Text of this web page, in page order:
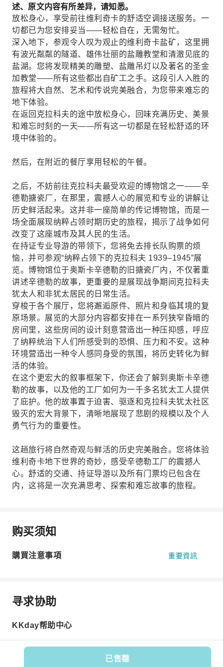
已售罄
述、原文内容有所差异，请知悉。
放松身心，享受前往维利奇卡的舒适空调接送服务。一
切都已为您安排妥当——轻松自在，无需匆忙。
深入地下，参观令人叹为观止的维利奇卡盐矿，这里拥
有波光粼粼的隧道、雄伟壮丽的盐雕教堂和清澈见底的
盐湖。您将发现精美的雕塑、盐雕吊灯以及著名的圣金
加教堂——所有这些都出自矿工之手。这段引人入胜的
旅程将大自然、艺术和传说完美融合，为您带来难忘的
地下体验。
在返回克拉科夫的途中放松身心，回味充满历史、美景
和难忘时刻的一天——所有这一切都是在轻松舒适的环
境中体验的。
然后，在附近的餐厅享用轻松的午餐。
之后，不妨前往克拉科夫最受欢迎的博物馆之一——辛
德勒搪瓷厂，在那里，震撼人心的展览和专业的讲解让
历史鲜活起来。这并非一座简单的传记博物馆，而是一
场全面展现纳粹占领时期历史的旅程，揭示了战争如何
改变了这座城市及其人民的生活。
在持证专业导游的带领下，您将免去排长队购票的烦
恼，并可参观“纳粹占领下的克拉科夫 1939–1945”展
览。博物馆位于奥斯卡辛德勒的旧搪瓷厂内，不仅著重
讲述辛德勒的故事，更重要的是展现战争期间克拉科夫
犹太人和非犹太居民的日常生活。
穿梭于各个展厅，您将邂逅原件、照片和身临其境的复
原场景。展览的大部分内容都安排在一系列狭窄昏暗的
房间里，这些房间的设计刻意营造出一种压抑感，呼应
了纳粹统治下人们所感受到的恐惧、压力和不安。这种
环境营造出一种令人感同身受的氛围，将历史转化为鲜
活的体验。
在这个更宏大的叙事框架下，你还会了解到奥斯卡辛德
勒的故事，以及他的工厂如何为一千多名犹太工人提供
了庇护。他的故事置于迫害、驱逐和克拉科夫犹太社区
毁灭的宏大背景下，清晰地展现了悲剧的规模以及个人
勇气行为的重要性。
这趟旅行将自然奇观与鲜活的历史完美融合。您将体验
维利奇卡地下世界的奇妙，感受辛德勒工厂的震撼人
心。舒适的交通、持证导游以及所有门票均已包含在
内，这将是一次充满思考、探索和难忘故事的旅程。
购买须知
購買注意事項 重要資訊
寻求协助
KKday帮助中心